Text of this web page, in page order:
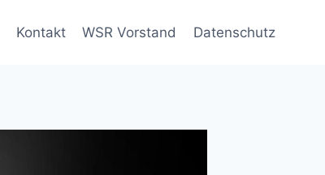
Kontakt WSR Vorstand Datenschutz